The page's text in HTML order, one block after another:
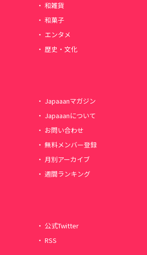
和雑貨
和菓子
エンタメ
歴史・文化
Japaaanマガジン
Japaaanについて
お問い合わせ
無料メンバー登録
月別アーカイブ
週間ランキング
公式Twitter
RSS